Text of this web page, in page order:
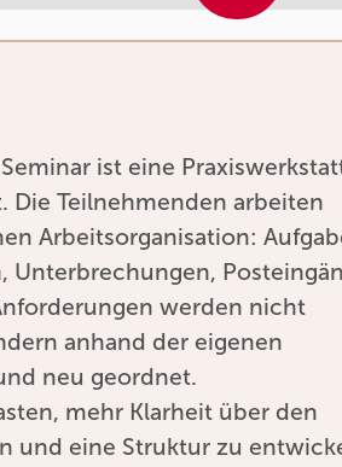
ist eine
Die Teilnehmenden arbeiten
Arbeitsorganisation:
Unterbrechungen,
werden nicht
anhand der eigenen
neu geordnet.
mehr Klarheit über den
und eine Struktur zu